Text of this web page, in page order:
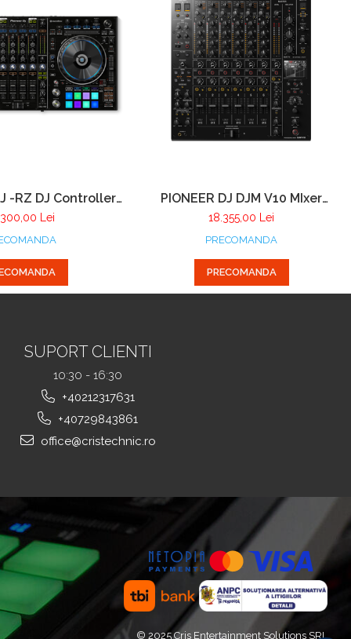
-RZ DJ Controller
4 canale pentru
DJ
Lei
PIONEER DJ DJM V10 MIxer
Profesional cu 6 canale
18.355,00 Lei
PRECOMANDA
PRECOMANDA
SUPORT CLIENTI
10:30 - 16:30
+40212317631
+40729843861
office@cristechnic.ro
© 2025 Cris Entertainment Solutions SRL